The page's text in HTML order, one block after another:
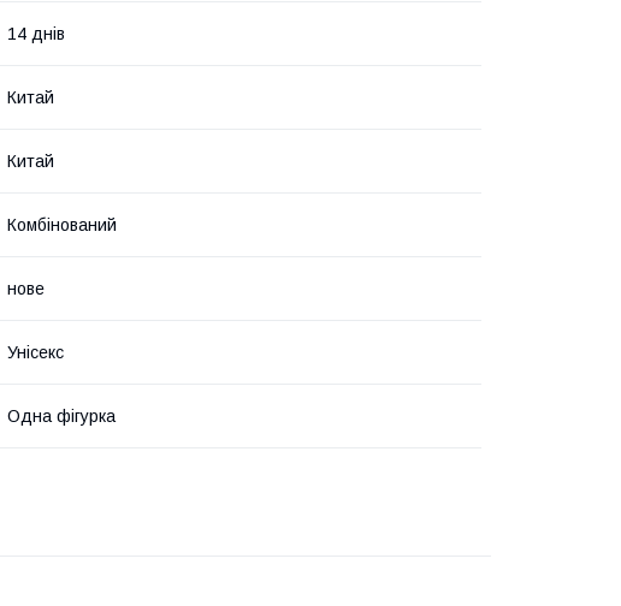
14 днів
Китай
Китай
Комбінований
нове
Унісекс
Одна фігурка